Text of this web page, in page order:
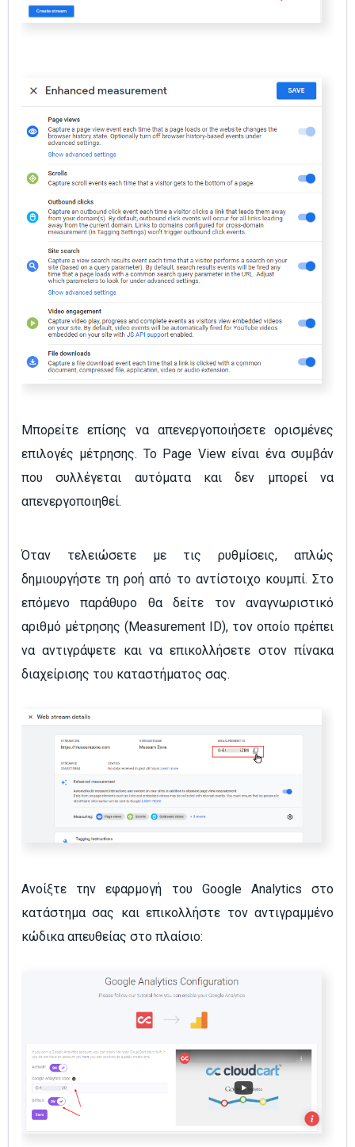
Μπορείτε επίσης να απενεργοποιήσετε ορισμένες
επιλογές μέτρησης. Το Page View είναι ένα συμβάν
που συλλέγεται αυτόματα και δεν μπορεί να
απενεργοποιηθεί.
Όταν τελειώσετε με τις ρυθμίσεις, απλώς
δημιουργήστε τη ροή από το αντίστοιχο κουμπί. Στο
επόμενο παράθυρο θα δείτε τον αναγνωριστικό
αριθμό μέτρησης (Measurement ID), τον οποίο πρέπει
να αντιγράψετε και να επικολλήσετε στον πίνακα
διαχείρισης του καταστήματος σας.
Ανοίξτε την εφαρμογή του Google Analytics στο
κατάστημα σας και επικολλήστε τον αντιγραμμένο
κώδικα απευθείας στο πλαίσιο: